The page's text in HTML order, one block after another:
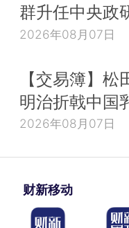
群升任中央政
2026年08月07日
【交易簿】
明治折戟中国
2026年08月07日
财新移动